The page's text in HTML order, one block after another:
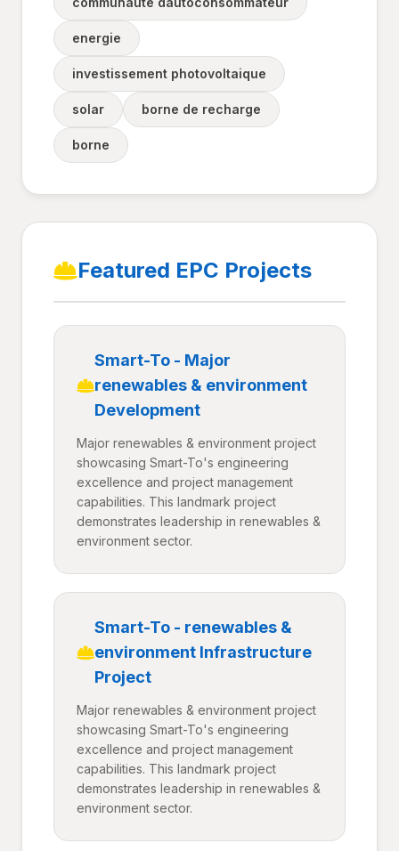
energie
investissement photovoltaique
solar borne de recharge
borne
Featured EPC Projects
Smart-To - Major
renewables & environment
Development
Major renewables & environment project
showcasing Smart-To's engineering
excellence and project management
capabilities. This landmark project
demonstrates leadership in renewables &
environment sector.
Smart-To - renewables &
environment Infrastructure
Project
Major renewables & environment project
showcasing Smart-To's engineering
excellence and project management
capabilities. This landmark project
demonstrates leadership in renewables &
environment sector.